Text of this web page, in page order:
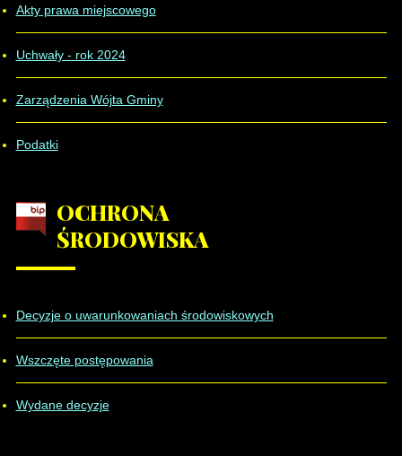
Akty prawa miejscowego
Uchwały - rok 2024
Zarządzenia Wójta Gminy
Podatki
OCHRONA
ŚRODOWISKA
Decyzje o uwarunkowaniach środowiskowych
Wszczęte postępowania
Wydane decyzje